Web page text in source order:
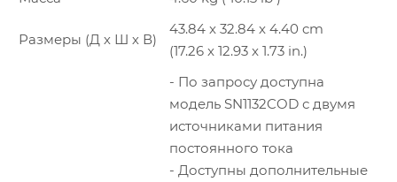
Размеры (Д х Ш х В)
43.84 x 32.84 x 4.40 cm
(17.26 x 12.93 x 1.73 in.)
- По запросу доступна
модель SN1132COD с двумя
источниками питания
постоянного тока
- Доступны дополнительные